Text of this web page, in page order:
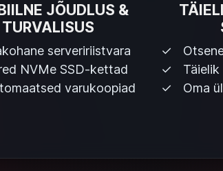
JÕUDLUS &
TURVALISUS
serveririistvara
NVMe SSD-kettad
varukoopiad
Oma